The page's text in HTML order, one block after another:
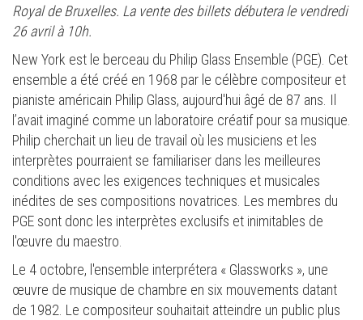
Royal de Bruxelles. La vente des billets débutera le vendredi
26 avril à 10h.
New York est le berceau du Philip Glass Ensemble (PGE). Cet
ensemble a été créé en 1968 par le célèbre compositeur et
pianiste américain Philip Glass, aujourd'hui âgé de 87 ans. Il
l’avait imaginé comme un laboratoire créatif pour sa musique.
Philip cherchait un lieu de travail où les musiciens et les
interprètes pourraient se familiariser dans les meilleures
conditions avec les exigences techniques et musicales
inédites de ses compositions novatrices. Les membres du
PGE sont donc les interprètes exclusifs et inimitables de
l'œuvre du maestro.
Le 4 octobre, l'ensemble interprétera « Glassworks », une
œuvre de musique de chambre en six mouvements datant
de 1982. Le compositeur souhaitait atteindre un public plus